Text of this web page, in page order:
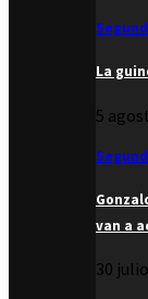
La
5
van a
30